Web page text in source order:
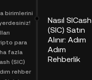
birimlerini
para
fazla
(SIC)
rehber
Nasıl SICash
(SIC) Satın
Alınır: Adım
Adım
Rehberlik